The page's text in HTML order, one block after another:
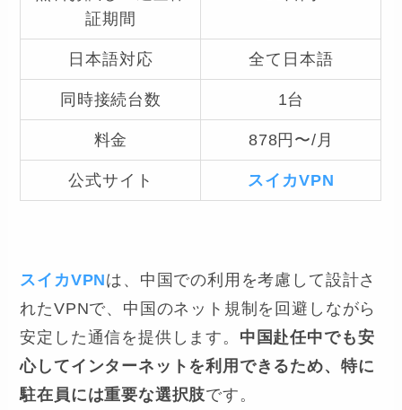
証期間
日本語対応 全て日本語
同時接続台数 1台
料金 878円〜/月
公式サイト スイカVPN
スイカVPNは、中国での利用を考慮して設計さ
れたVPNで、中国のネット規制を回避しながら
安定した通信を提供します。 中国赴任中でも安
心してインターネットを利用できるため、特に
駐在員には重要な選択肢です。